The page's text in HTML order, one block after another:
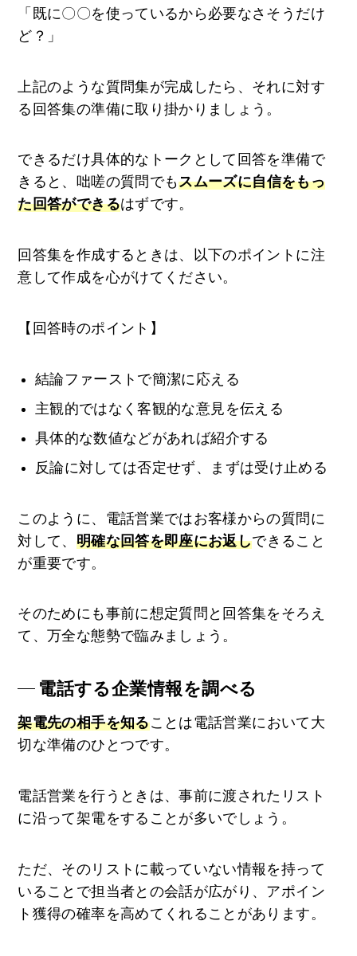
「既に〇〇を使っているから必要なさそうだけ
ど？」
上記のような質問集が完成したら、それに対す
る回答集の準備に取り掛かりましょう。
できるだけ具体的なトークとして回答を準備で
きると、咄嗟の質問でもスムーズに自信をもっ
た回答ができるはずです。
回答集を作成するときは、以下のポイントに注
意して作成を心がけてください。
【回答時のポイント】
結論ファーストで簡潔に応える
主観的ではなく客観的な意見を伝える
具体的な数値などがあれば紹介する
反論に対しては否定せず、まずは受け止める
このように、電話営業ではお客様からの質問に
対して、 明確な回答を即座にお返しできること
が重要です。
そのためにも事前に想定質問と回答集をそろえ
て、万全な態勢で臨みましょう。
電話する企業情報を調べる
架電先の相手を知ることは電話営業において大
切な準備のひとつです。
電話営業を行うときは、事前に渡されたリスト
に沿って架電をすることが多いでしょう。
ただ、そのリストに載っていない情報を持って
いることで担当者との会話が広がり、アポイン
ト獲得の確率を高めてくれることがあります。